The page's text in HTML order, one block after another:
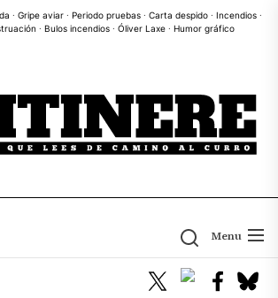
· Gripe aviar· Periodo pruebas· Carta despido· Incendios·
· Bulos incendios· Óliver Laxe· Humor gráfico
Menu